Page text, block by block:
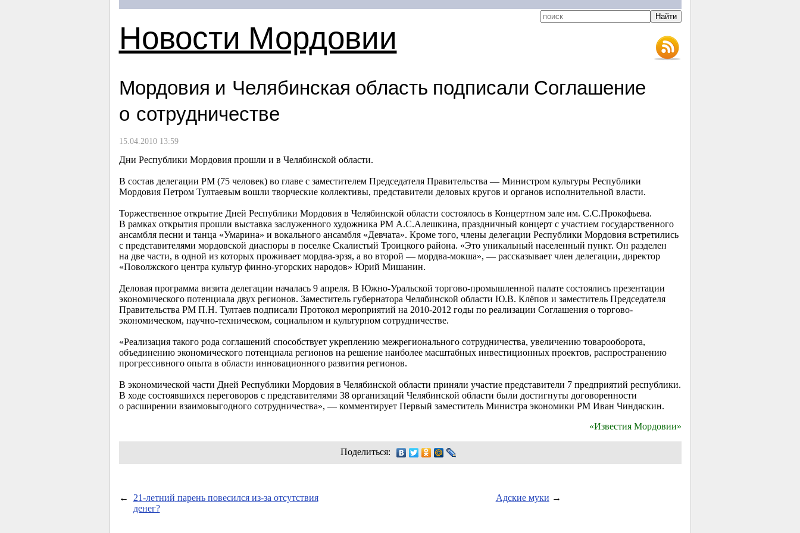
Новости Мордовии
Мордовия и Челябинская область подписали Соглашение
о сотрудничестве
15.04.2010 13:59
Дни Республики Мордовия прошли и в Челябинской области.
В состав делегации РМ (75 человек) во главе с заместителем Председателя Правительства — Министром культуры Республики
Мордовия Петром Тултаевым вошли творческие коллективы, представители деловых кругов и органов исполнительной власти.
Торжественное открытие Дней Республики Мордовия в Челябинской области состоялось в Концертном зале им. С.С.Прокофьева.
В рамках открытия прошли выставка заслуженного художника РМ А.С.Алешкина, праздничный концерт с участием государственного
ансамбля песни и танца «Умарина» и вокального ансамбля «Девчата». Кроме того, члены делегации Республики Мордовия встретились
с представителями мордовской диаспоры в поселке Скалистый Троицкого района. «Это уникальный населенный пункт. Он разделен
на две части, в одной из которых проживает мордва-эрзя, а во второй — мордва-мокша», — рассказывает член делегации, директор
«Поволжского центра культур финно-угорских народов» Юрий Мишанин.
Деловая программа визита делегации началась 9 апреля. В Южно-Уральской торгово-промышленной палате состоялись презентации
экономического потенциала двух регионов. Заместитель губернатора Челябинской области Ю.В. Клёпов и заместитель Председателя
Правительства РМ П.Н. Тултаев подписали Протокол мероприятий на 2010-2012 годы по реализации Соглашения о торгово-
экономическом, научно-техническом, социальном и культурном сотрудничестве.
«Реализация такого рода соглашений способствует укреплению межрегионального сотрудничества, увеличению товарооборота,
объединению экономического потенциала регионов на решение наиболее масштабных инвестиционных проектов, распространению
прогрессивного опыта в области инновационного развития регионов.
В экономической части Дней Республики Мордовия в Челябинской области приняли участие представители 7 предприятий республики.
В ходе состоявшихся переговоров с представителями 38 организаций Челябинской области были достигнуты договоренности
о расширении взаимовыгодного сотрудничества», — комментирует Первый заместитель Министра экономики РМ Иван Чиндяскин.
«Известия Мордовии»
Поделиться:
← 21-летний парень повесился из-за отсутствия
денег?
Адские муки →